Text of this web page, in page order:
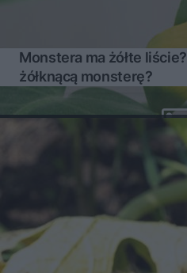
Monstera ma żółte liście? Jak uratować
żółknącą monsterę?